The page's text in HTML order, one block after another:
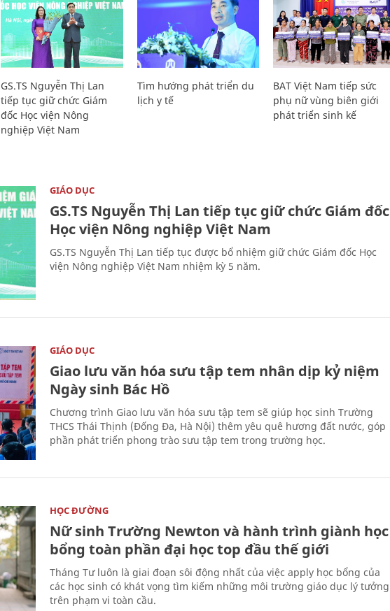
GS.TS Nguyễn Thị Lan
tiếp tục giữ chức Giám
đốc Học viện Nông
nghiệp Việt Nam
Tìm hướng phát triển du
lịch y tế
BAT Việt Nam tiếp sức
phụ nữ vùng biên giới
phát triển sinh kế
GIÁO DỤC
GS.TS Nguyễn Thị Lan tiếp tục giữ chức Giám đốc
Học viện Nông nghiệp Việt Nam
GS.TS Nguyễn Thị Lan tiếp tục được bổ nhiệm giữ chức Giám đốc Học
viện Nông nghiệp Việt Nam nhiệm kỳ 5 năm.
GIÁO DỤC
Giao lưu văn hóa sưu tập tem nhân dịp kỷ niệm
Ngày sinh Bác Hồ
Chương trình Giao lưu văn hóa sưu tập tem sẽ giúp học sinh Trường
THCS Thái Thịnh (Đống Đa, Hà Nội) thêm yêu quê hương đất nước, góp
phần phát triển phong trào sưu tập tem trong trường học.
HỌC ĐƯỜNG
Nữ sinh Trường Newton và hành trình giành học
bổng toàn phần đại học top đầu thế giới
Tháng Tư luôn là giai đoạn sôi động nhất của việc apply học bổng của
các học sinh có khát vọng tìm kiếm những môi trường giáo dục lý tưởng
trên phạm vi toàn cầu.